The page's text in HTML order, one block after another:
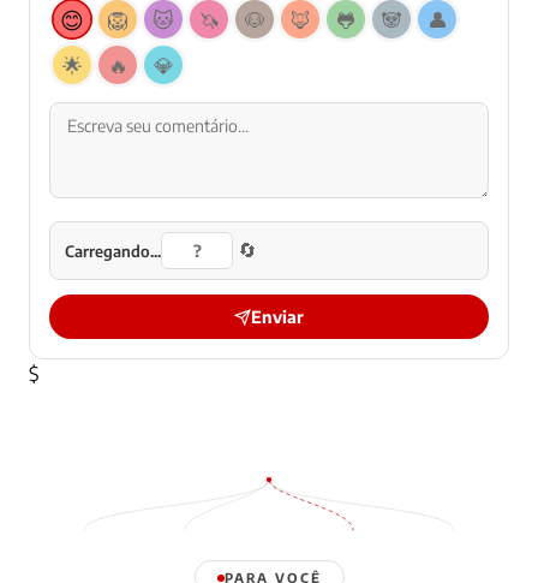
😊 🦁 🐱 🦄 🐶 🦊 🐸 🐼
👤
🌟
🔥 💎
Carregando... 🔄
Enviar
$
PARA VOCÊ